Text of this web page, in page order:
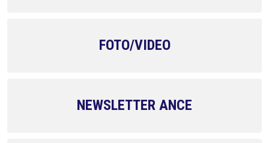
FOTO/VIDEO
NEWSLETTER ANCE